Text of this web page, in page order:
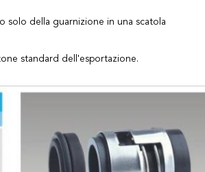
solo della guarnizione in una scatola
standard dell'esportazione.